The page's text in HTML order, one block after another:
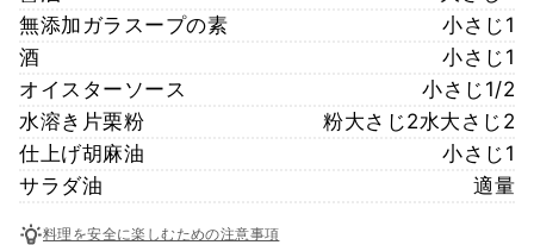
無添加ガラスープの素
小さじ1
酒
小さじ1
オイスターソース
小さじ1/2
水溶き片栗粉
粉大さじ2水大さじ2
仕上げ胡麻油
小さじ1
サラダ油
適量
料理を安全に楽しむための注意事項